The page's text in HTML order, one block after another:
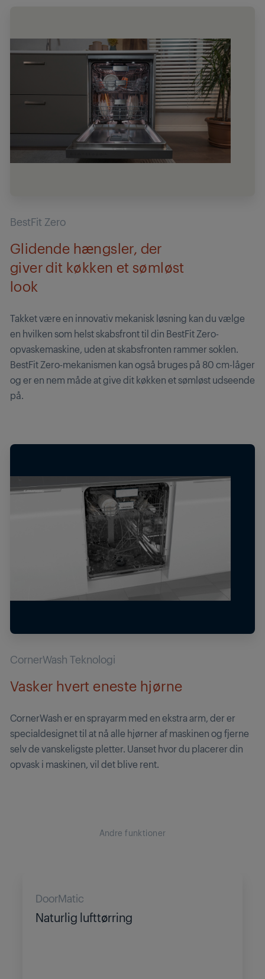
BestFit Zero
Glidende hængsler, der
giver dit køkken et sømløst
look
Takket være en innovativ mekanisk løsning kan du vælge
en hvilken som helst skabsfront til din BestFit Zero-
opvaskemaskine, uden at skabsfronten rammer soklen.
BestFit Zero-mekanismen kan også bruges på 80 cm-låger
og er en nem måde at give dit køkken et sømløst udseende
på.
CornerWash Teknologi
Vasker hvert eneste hjørne
CornerWash er en sprayarm med en ekstra arm, der er
specialdesignet til at nå alle hjørner af maskinen og fjerne
selv de vanskeligste pletter. Uanset hvor du placerer din
opvask i maskinen, vil det blive rent.
Andre funktioner
DoorMatic
Naturlig lufttørring